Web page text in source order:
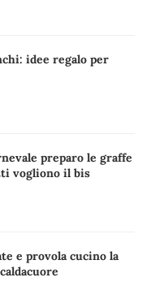
idee regalo per
preparo le graffe
vogliono il bis
e provola cucino la